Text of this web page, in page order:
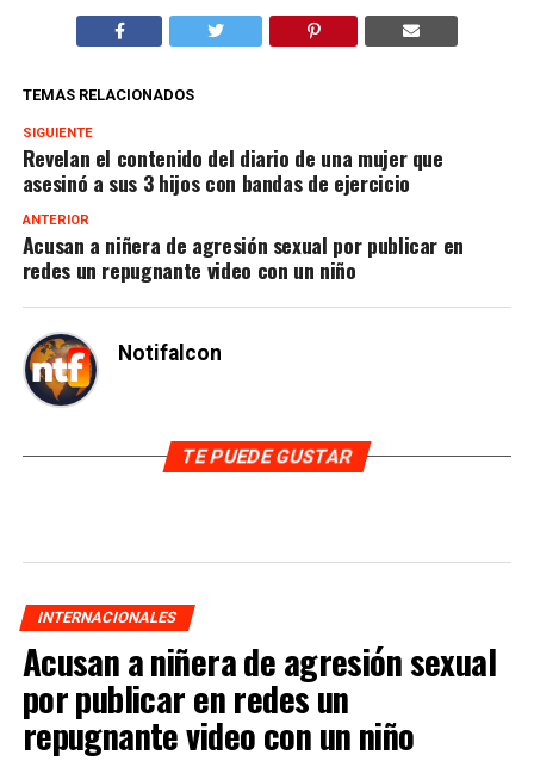
TEMAS RELACIONADOS
SIGUIENTE
Revelan el contenido del diario de una mujer que
asesinó a sus 3 hijos con bandas de ejercicio
ANTERIOR
Acusan a niñera de agresión sexual por publicar en
redes un repugnante video con un niño
Notifalcon
TE PUEDE GUSTAR
INTERNACIONALES
Acusan a niñera de agresión sexual
por publicar en redes un
repugnante video con un niño